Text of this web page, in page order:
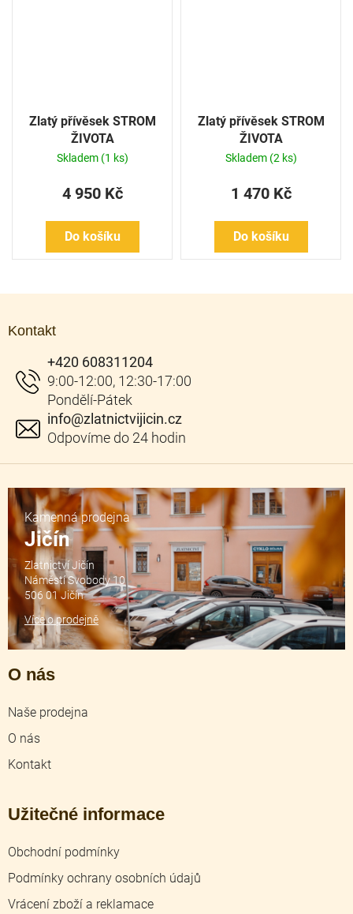
Zlatý přívěsek STROM
ŽIVOTA
Skladem (1 ks)
4 950 Kč
Do košíku
Zlatý přívěsek STROM
ŽIVOTA
Skladem (2 ks)
1 470 Kč
Do košíku
Kontakt
info@zlatnictvijicin.cz
+420 608311204
O nás
Naše prodejna
O nás
Kontakt
Užitečné informace
Obchodní podmínky
Podmínky ochrany osobních údajů
Vrácení zboží a reklamace
Kamenná prodejna
Jičín
Zlatnictví Jičín
Náměstí Svobody 10
506 01 Jičín
Více o prodejně